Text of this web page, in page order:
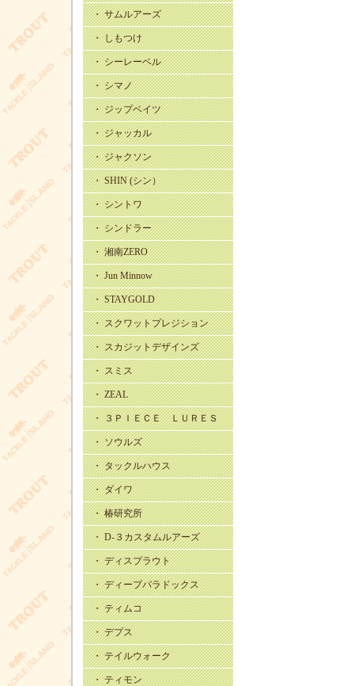
・ サムルアーズ
・ しもつけ
・ シーレーベル
・ シマノ
・ ジップベイツ
・ ジャッカル
・ ジャクソン
・ SHIN (シン）
・ シントワ
・ シンドラー
・ 湘南ZERO
・ Jun Minnow
・ STAYGOLD
・ スクワットプレジション
・ スカジットデザインズ
・ スミス
・ ZEAL
・ ３ＰＩＥＣＥ ＬＵＲＥＳ
・ ソウルズ
・ タックルハウス
・ ダイワ
・ 椿研究所
・ D-３カスタムルアーズ
・ ディスプラウト
・ ディープパラドックス
・ ティムコ
・ デプス
・ テイルウォーク
・ ティモン